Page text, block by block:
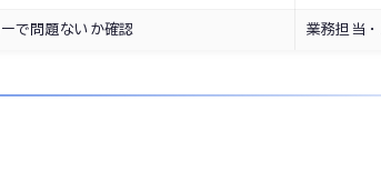
で問題ないか確認 業務担当